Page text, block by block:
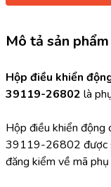
Mô tả sản phẩm
Hộp điều khiển
39119-26802 là
Hộp điều khiển động
39119-26802 được
đăng kiểm về mã